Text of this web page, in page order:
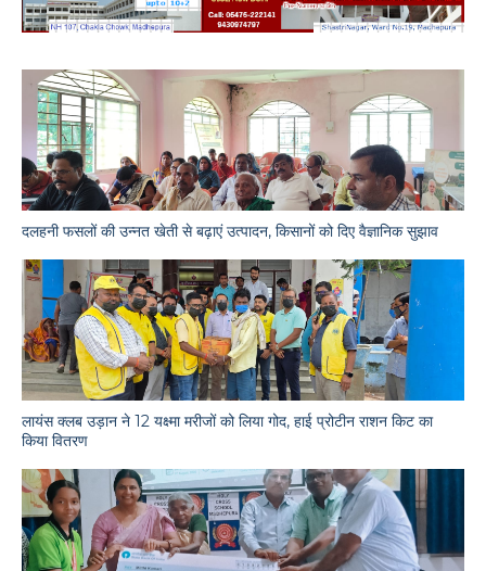
दलहनी फसलों की उन्नत खेती से बढ़ाएं उत्पादन, किसानों को दिए वैज्ञानिक सुझाव
लायंस क्लब उड़ान ने 12 यक्ष्मा मरीजों को लिया गोद, हाई प्रोटीन राशन किट का
किया वितरण